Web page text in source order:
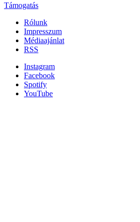
Támogatás
Rólunk
Impresszum
Médiaajánlat
RSS
Instagram
Facebook
Spotify
YouTube